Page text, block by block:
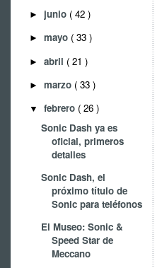
► junio ( 42 )
► mayo ( 33 )
► abril ( 21 )
► marzo ( 33 )
▼ febrero ( 26 )
Sonic Dash ya es
oficial, primeros
detalles
Sonic Dash, el
próximo título de
Sonic para teléfonos
El Museo: Sonic &
Speed Star de
Meccano